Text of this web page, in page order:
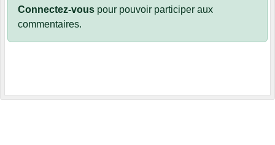
Connectez-vous pour pouvoir participer aux
commentaires.